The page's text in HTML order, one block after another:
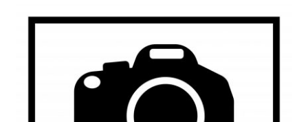
Vertrag widerrufen